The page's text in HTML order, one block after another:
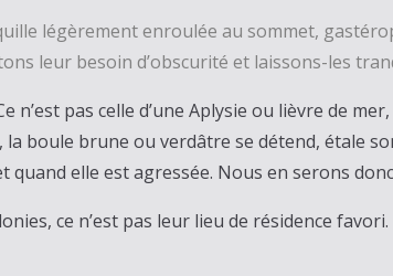
légèrement enroulée au sommet,
leur besoin d’obscurité et laissons-les
pas celle d’une Aplysie ou lièvre de
boule brune ou verdâtre se détend, étale
elle est agressée. Nous en serons
ce n’est pas leur lieu de résidence favori.